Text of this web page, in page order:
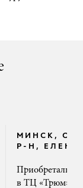
МИНСК,
Р-Н, ЕЛЕНА
Приобретали
в ТЦ «Трюм».